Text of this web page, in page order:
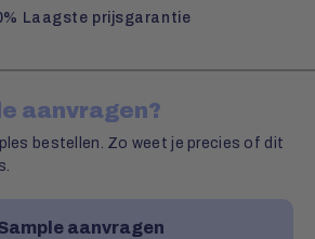
Laagste prijsgarantie
aanvragen?
bestellen. Zo weet je precies of dit
aanvragen